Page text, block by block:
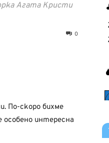
Агата Кристи
0
По-скоро бихме
интересна